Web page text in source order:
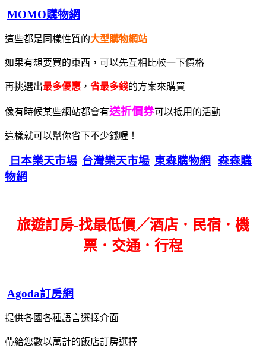
MOMO購物網
這些都是同樣性質的大型購物網站
如果有想要買的東西，可以先互相比較一下價格
再挑選出最多優惠 ， 省最多錢的方案來購買
像有時候某些網站都會有送折價券可以抵用的活動
這樣就可以幫你省下不少錢喔！
日本樂天市場 台灣樂天市場 東森購物網
森森購
物網
旅遊訂房-找最低價／酒店．民宿．機
票．交通．行程
Agoda訂房網
提供各國各種語言選擇介面
帶給您數以萬計的飯店訂房選擇